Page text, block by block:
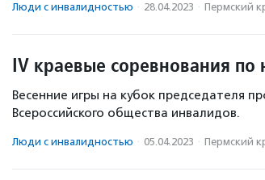
Люди с инвалидностью · 28.04.2023 · Пермский
IV краевые соревнования по
Весенние игры на кубок председателя
Всероссийского общества инвалидов.
Люди с инвалидностью · 05.04.2023 · Пермский